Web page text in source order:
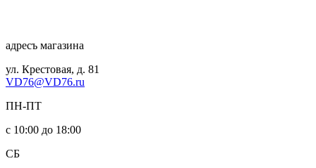
адресъ магазина
ул. Крестовая, д. 81
VD76@VD76.ru
ПН-ПТ
с 10:00 до 18:00
СБ